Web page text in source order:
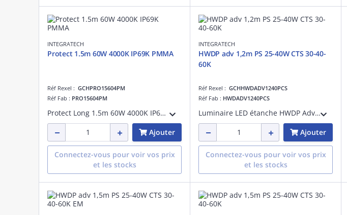
INTEGRATECH
Protect 1.5m 60W 4000K IP69K PMMA
Réf Rexel : GCHPRO15604PM
Réf Fab : PRO15604PM
Protect Long 1.5m 60W 4000K IP69K PMMA (polyméthacrylate de méthyle), classe I, adapté à une suspension, IK06, IP69K, faisceau >80°, 60W, 8000lm, uniformité couleur:SDCM3, GR0, test fil incand.:850 °C, 133lm/W, UGR:30, montage au plafond
Ajouter
Connectez-vous pour voir vos prix
et les stocks
INTEGRATECH
HWDP adv 1,2m PS 25-40W CTS 30-40-
60K
Réf Rexel : GCHHWDADV1240PCS
Réf Fab : HWDADV1240PCS
Luminaire LED étanche HWDP Advanced avec power switch 25-30-36-40W et CCT switch 3000-4000-6000K, longueur de 120cm, IP66 en polycarbonate avec couvercle opale IK10 et clips en acier inoxydable. Équipé d'un connecteur de connexion sans outi
Ajouter
Connectez-vous pour voir vos prix
et les stocks